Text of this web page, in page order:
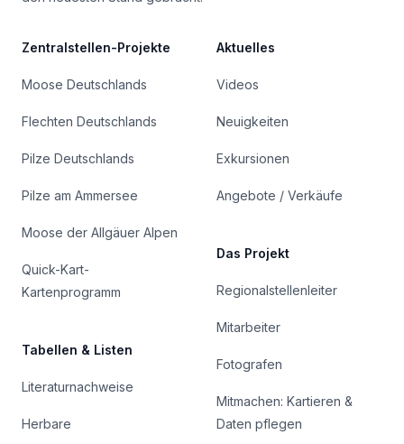
Zentralstellen-Projekte
Moose Deutschlands
Flechten Deutschlands
Pilze Deutschlands
Pilze am Ammersee
Moose der Allgäuer Alpen
Quick-Kart-
Kartenprogramm
Tabellen & Listen
Literaturnachweise
Herbare
Aktuelles
Videos
Neuigkeiten
Exkursionen
Angebote / Verkäufe
Das Projekt
Regionalstellenleiter
Mitarbeiter
Fotografen
Mitmachen: Kartieren &
Daten pflegen